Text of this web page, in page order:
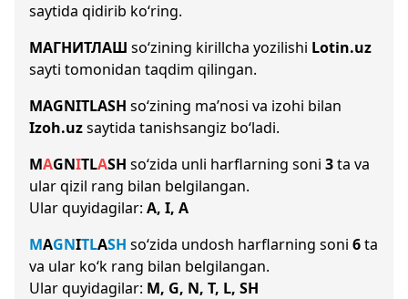
saytida qidirib ko‘ring.
МАГНИТЛАШ so‘zining kirillcha yozilishi Lotin.uz
sayti tomonidan taqdim qilingan.
MAGNITLASH so‘zining ma’nosi va izohi bilan
Izoh.uzsaytida tanishsangiz bo‘ladi.
MAGNITLASH so‘zida unli harflarning soni 3ta va
ular qizil rang bilan belgilangan.
Ular quyidagilar: A, I, A
MAGNITLASH so‘zida undosh harflarning soni 6ta
va ular ko‘k rang bilan belgilangan.
Ular quyidagilar: M, G, N, T, L, SH